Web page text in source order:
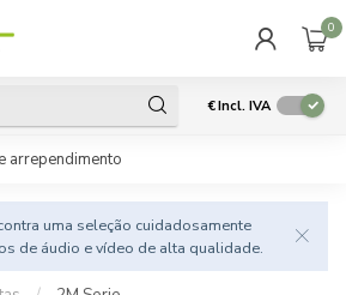
0
€Incl. IVA
arrependimento
uma seleção cuidadosamente
de áudio e vídeo de alta qualidade.